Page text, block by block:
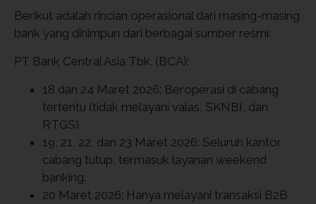
Berikut adalah rincian operasional dari masing-masing
bank yang dihimpun dari berbagai sumber resmi:
PT Bank Central Asia Tbk. (BCA):
18 dan 24 Maret 2026: Beroperasi di cabang
tertentu (tidak melayani valas, SKNBI, dan
RTGS).
19, 21, 22, dan 23 Maret 2026: Seluruh kantor
cabang tutup, termasuk layanan weekend
banking.
20 Maret 2026: Hanya melayani transaksi B2B